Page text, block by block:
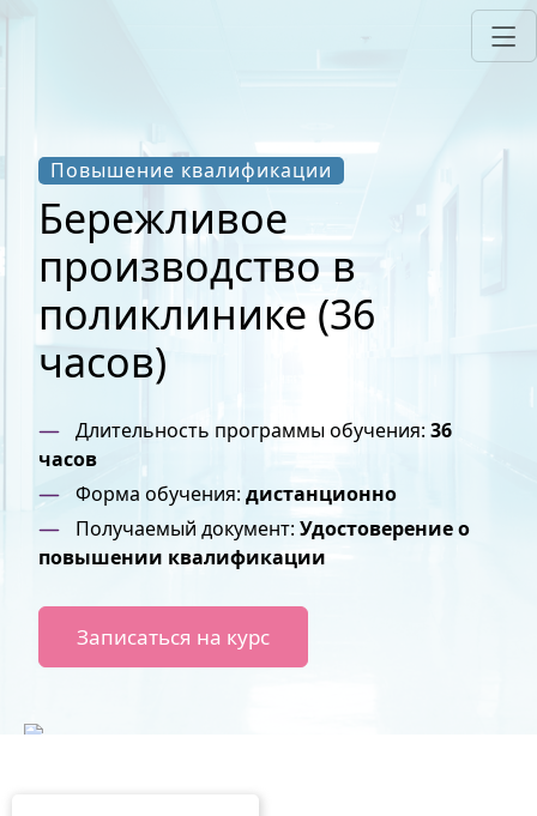
Повышение квалификации
Бережливое
производство в
поликлинике (36
часов)
Длительность программы обучения: 36
часов
Форма обучения: дистанционно
Получаемый документ:Удостоверение о
повышении квалификации
Записаться на курс